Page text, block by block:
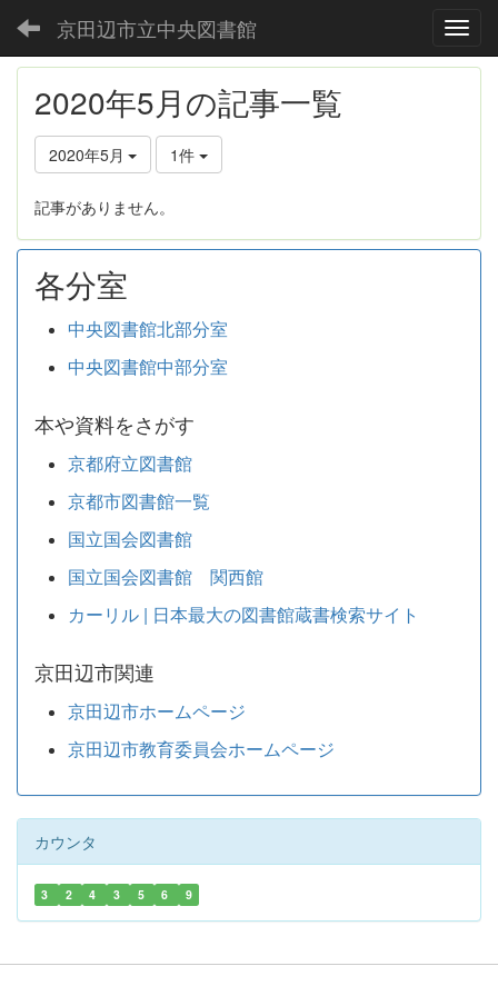
京田辺市立中央図書館
2020年5月の記事一覧
2020年5月 1件
記事がありません。
各分室
中央図書館北部分室
中央図書館中部分室
本や資料をさがす
京都府立図書館
京都市図書館一覧
国立国会図書館
国立国会図書館 関西館
カーリル | 日本最大の図書館蔵書検索サイト
京田辺市関連
京田辺市ホームページ
京田辺市教育委員会ホームページ
カウンタ
3 2 4 3 5 6 9